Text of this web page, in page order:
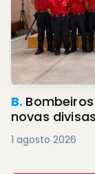
B.
novas
1 agosto 2026